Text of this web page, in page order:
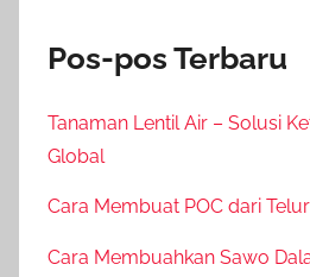
Pos-pos Terbaru
Tanaman Lentil Air – Solusi
Global
Cara Membuat POC dari Telur
Cara Membuahkan Sawo